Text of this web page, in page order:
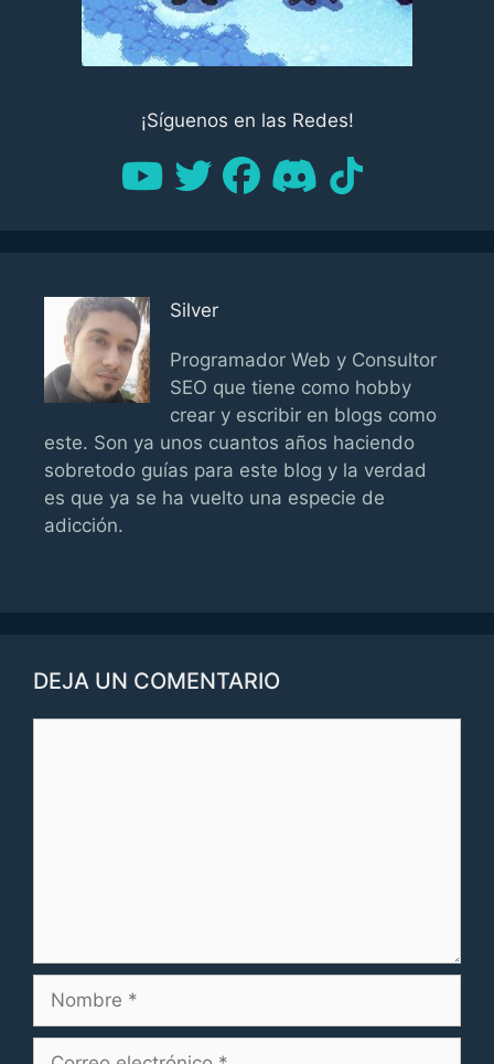
¡Síguenos en las Redes!
Silver
Programador Web y Consultor
SEO que tiene como hobby
crear y escribir en blogs como
este. Son ya unos cuantos años haciendo
sobretodo guías para este blog y la verdad
es que ya se ha vuelto una especie de
adicción.
DEJA UN COMENTARIO